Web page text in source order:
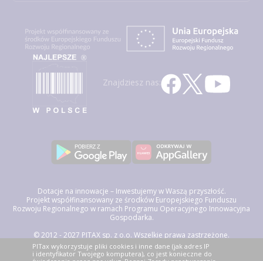
Znajdziesz nas:
Dotacje na innowacje – Inwestujemy w Waszą przyszłość.
Projekt współfinansowany ze środków Europejskiego Funduszu
Rozwoju Regionalnego w ramach Programu Operacyjnego Innowacyjna
Gospodarka.
© 2012 - 2027 PITAX sp. z o.o. Wszelkie prawa zastrzeżone.
Korzystając z niniejszego serwisu akceptujeszRegulamin Świadczenia
Usług Drogą Elektroniczną, politykę przetwarzania danych osobowych
PITax wykorzystuje pliki cookies i inne dane (jak adres IP
i identyfikator Twojego komputera), co jest konieczne do